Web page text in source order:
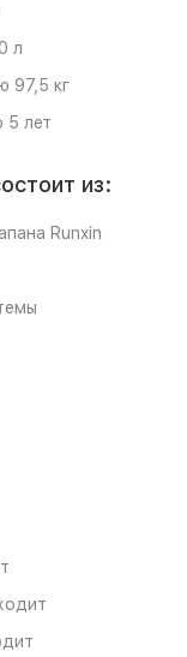
л
97,5 кг
5 лет
из:
Runxin